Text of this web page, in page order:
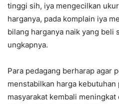
tinggi sih, iya mengecilkan
harganya, pada komplain iya
bilang harganya naik yang beli
ungkapnya.
Para pedagang berharap agar
menstabilkan harga
masyarakat kembali